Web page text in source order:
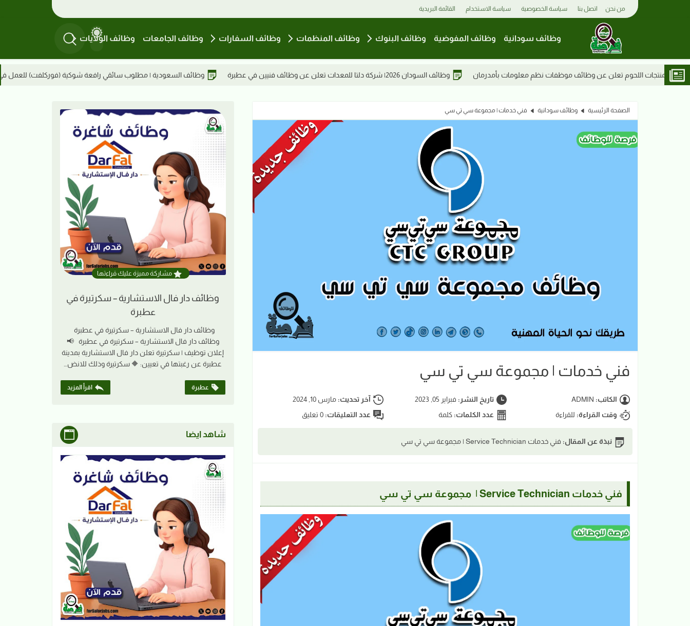
من نحن اتصل بنا سياسة الخصوصية سياسة الاستخدام القائمة البريدية
وظائف سودانية وظائف المفوضية وظائف البنوك وظائف المنظمات وظائف السفارات وظائف الجامعات وظائف الولايات
وظائف السودان 2026| شركة دلتا للمعدات تعلن عن وظائف فنيين في عطبرة وظائف السعودية | مطلوب سائقي رافعة شوكية (فوركلفت) للعمل في السعودية عبر مكتب موفق
الصفحة الرئيسية وظائف سودانية فني خدمات | مجموعة سي تي سي
فني خدمات | مجموعة سي تي سي
الكاتب: ADMIN تاريخ النشر: فبراير 05, 2023 آخر تحديث:مارس 10, 2024
وقت القراءة: للقراءة عدد الكلمات: كلمة عدد التعليقات:0 تعليق
نبذة عن المقال: فني خدمات Service Technician | مجموعة سي تي سي
فني خدمات Service Technician | مجموعة سي تي سي
مشاركة مميزة عليك قراءتها
وظائف دار فال الاستشارية – سكرتيرة في
عطبرة
وظائف دار فال الاستشارية – سكرتيرة في عطبرة
وظائف دار فال الاستشارية – سكرتيرة في عطبرة 📢
إعلان توظيف | سكرتيرة تعلن دار فال الاستشارية بمدينة
عطبرة عن رغبتها في تعيين: 🔶 سكرتيرة وذلك للانض…
عطبرة اقرأ المزيد
شاهد ايضا